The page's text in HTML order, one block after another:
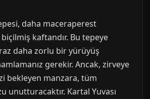
daha maceraperest
kaftandır. Bu tepeye
daha zorlu bir yürüyüş
gerekir. Ancak, zirveye
bekleyen manzara, tüm
unutturacaktır. Kartal Yuvası